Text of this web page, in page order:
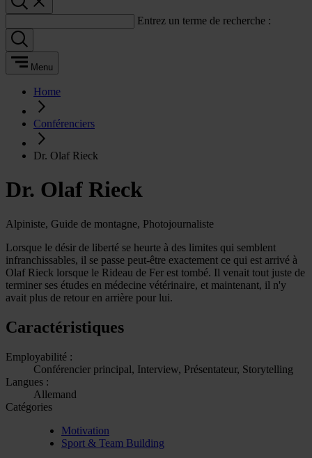
Entrez un terme de recherche :
Menu
Home
Conférenciers
Dr. Olaf Rieck
Dr. Olaf Rieck
Alpiniste, Guide de montagne, Photojournaliste
Lorsque le désir de liberté se heurte à des limites qui semblent
infranchissables, il se passe peut-être exactement ce qui est arrivé à
Olaf Rieck lorsque le Rideau de Fer est tombé. Il venait tout juste de
terminer ses études en médecine vétérinaire, et maintenant, il n'y
avait plus de retour en arrière pour lui.
Caractéristiques
Employabilité :
Conférencier principal, Interview, Présentateur, Storytelling
Langues :
Allemand
Catégories
Motivation
Sport & Team Building